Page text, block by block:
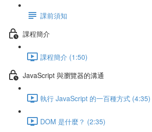
課前須知
課程簡介
課程簡介 (1:50)
JavaScript 與瀏覽器的溝通
執行 JavaScript 的一百種方式 (4:35)
DOM 是什麼？ (2:35)